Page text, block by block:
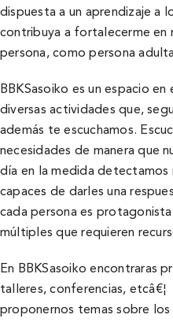
dispuesta a un aprendizaje a
contribuya a fortalecerme en
persona, como persona
BBKSasoiko es un espacio
diversas actividades que,
además te escuchamos.
necesidades de manera que
dí­a en la medida detectamos
capaces de darles una
cada persona es
múltiples que requieren
En BBKSasoiko encontraras
talleres, conferencias,
proponernos temas sobre los